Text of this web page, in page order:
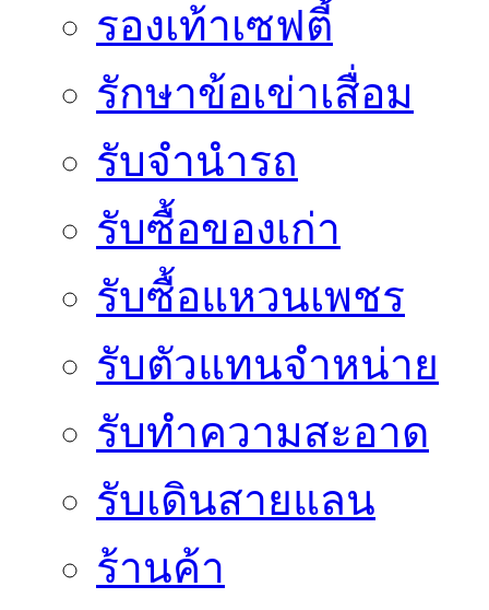
รองเท้าเซฟตี้
รักษาข้อเข่าเสื่อม
รับจำนำรถ
รับซื้อของเก่า
รับซื้อแหวนเพชร
รับตัวแทนจำหน่าย
รับทำความสะอาด
รับเดินสายแลน
ร้านค้า